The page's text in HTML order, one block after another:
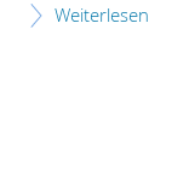
Weiterlesen